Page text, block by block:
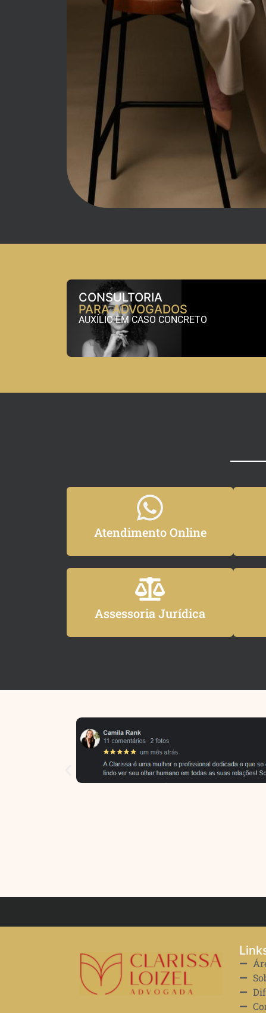
CONSULTORIA
PARA ADVOGADOS
AUXÍLIO EM CASO CONCRETO
Atendimento Online
Assessoria Jurídica